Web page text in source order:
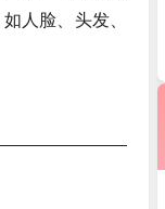
人脸、头发、